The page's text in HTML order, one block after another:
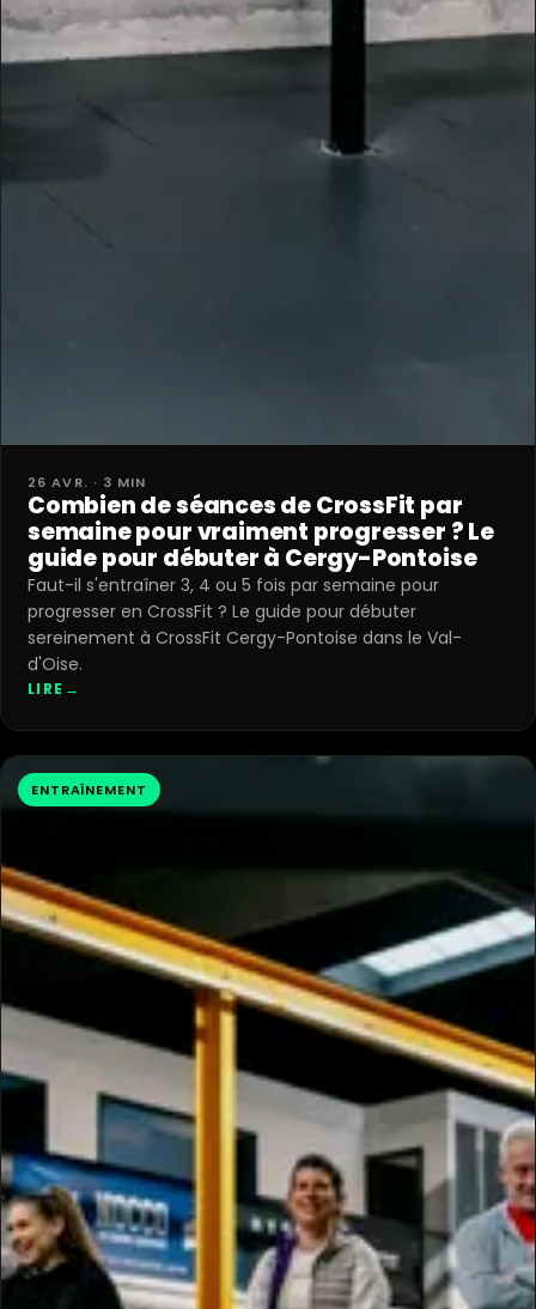
26 AVR. · 3 MIN
Combien de séances de CrossFit par
semaine pour vraiment progresser ? Le
guide pour débuter à Cergy-Pontoise
Faut-il s'entraîner 3, 4 ou 5 fois par semaine pour
progresser en CrossFit ? Le guide pour débuter
sereinement à CrossFit Cergy-Pontoise dans le Val-
d'Oise.
LIRE →
ENTRAÎNEMENT